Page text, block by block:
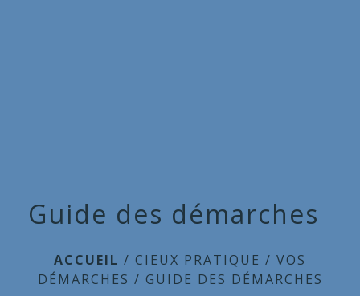
Guide des démarches
ACCUEIL / CIEUX PRATIQUE / VOS
DÉMARCHES / GUIDE DES DÉMARCHES